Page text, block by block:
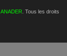
ANADER . Tous les droits